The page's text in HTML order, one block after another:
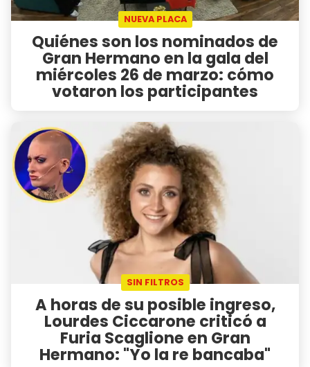
NUEVA PLACA
Quiénes son los nominados de
Gran Hermano en la gala del
miércoles 26 de marzo: cómo
votaron los participantes
SIN FILTROS
A horas de su posible ingreso,
Lourdes Ciccarone criticó a
Furia Scaglione en Gran
Hermano: "Yo la re bancaba"